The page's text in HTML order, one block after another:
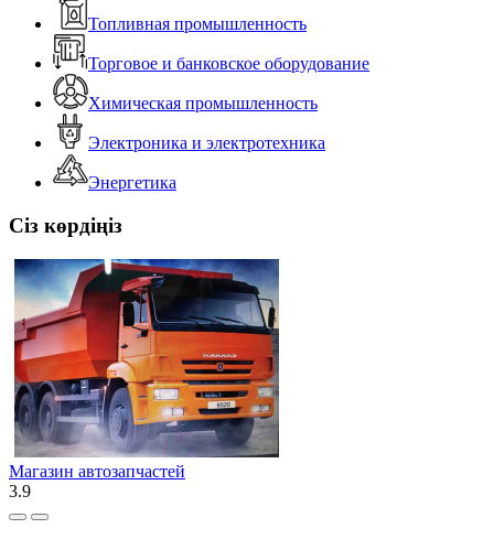
Топливная промышленность
Торговое и банковское оборудование
Химическая промышленность
Электроника и электротехника
Энергетика
Сіз көрдіңіз
Магазин автозапчастей
3.9